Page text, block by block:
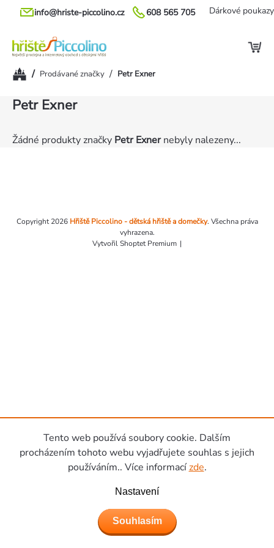
Tento web používá soubory cookie. Dalším
procházením tohoto webu vyjadřujete souhlas s jejich
používáním.. Více informacízde.
Nastavení
Souhlasím
Přejít
608 565 705
info@hriste-piccolino.cz Dárkové poukazy
Domů/ Prodávané značky / Petr Exner
Petr Exner
Žádné produkty značky Petr Exnernebyly nalezeny...
Vytvořil Shoptet Premium
Copyright 2026 Hřiště Piccolino - dětská hřiště a domečky. Všechna práva
vyhrazena.